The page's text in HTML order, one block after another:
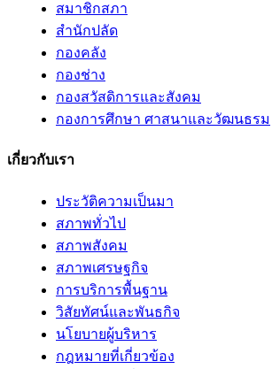
สมาชิกสภา
สำนักปลัด
กองคลัง
กองช่าง
กองสวัสดิการและสังคม
กองการศึกษา ศาสนาและวัฒนธรม
เกี่ยวกับเรา
ประวัติความเป็นมา
สภาพทั่วไป
สภาพสังคม
สภาพเศรษฐกิจ
การบริการพื้นฐาน
วิสัยทัศน์และพันธกิจ
นโยบายผู้บริหาร
กฎหมายที่เกี่ยวข้อง